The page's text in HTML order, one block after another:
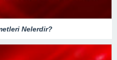
Nelerdir?